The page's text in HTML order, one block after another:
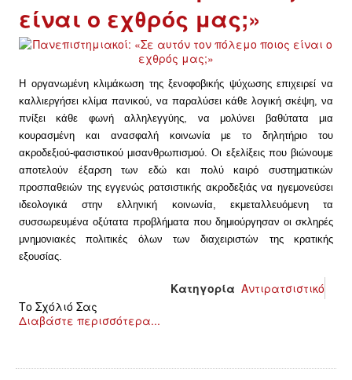
ΕΙΔΉΣΕΙΣ
ΚΌΣΜΟΣ
ΑΝΑΤΟΛΙΚΉ ΕΥΡΏΠΗ / ΒΑΛΚΆΝΙΑ
ΔΥΤΙΚΉ ΕΥΡΏΠΗ
ΜΈΣΗ ΑΝΑΤΟΛΉ / ΒΌΡΕΙΑ ΑΦΡΙΚΉ
ΒΌΡΕΙΑ ΑΜΕΡΙΚΉ
ΛΑΤΙΝΙΚΉ ΑΜΕΡΙΚΉ
είναι ο εχθρός μας;»
Η οργανωμένη κλιμάκωση της ξενοφοβικής ψύχωσης επιχειρεί να
καλλιεργήσει κλίμα πανικού, να παραλύσει κάθε λογική σκέψη, να
πνίξει κάθε φωνή αλληλεγγύης, να μολύνει βαθύτατα μια
κουρασμένη και ανασφαλή κοινωνία με το δηλητήριο του
ακροδεξιού-φασιστικού μισανθρωπισμού. Οι εξελίξεις που βιώνουμε
αποτελούν έξαρση των εδώ και πολύ καιρό συστηματικών
προσπαθειών της εγγενώς ρατσιστικής ακροδεξιάς να ηγεμονεύσει
ιδεολογικά στην ελληνική κοινωνία, εκμεταλλευόμενη τα
συσσωρευμένα οξύτατα προβλήματα που δημιούργησαν οι σκληρές
μνημονιακές πολιτικές όλων των διαχειριστών της κρατικής
εξουσίας.
Κατηγορία Αντιρατσιστικό
Το Σχόλιό Σας
Διαβάστε περισσότερα...